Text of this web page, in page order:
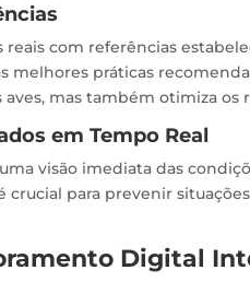
com referências
melhores práticas
aves, mas também otimiza os
em Tempo Real
visão imediata das
crucial para prevenir
Digital